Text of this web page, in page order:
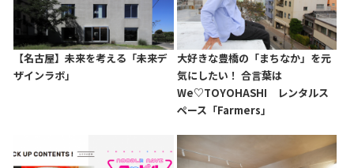
【名古屋】未来を考える「未来デ
ザインラボ」
大好きな豊橋の「まちなか」を元
気にしたい！ 合言葉は
We♡TOYOHASHI レンタルス
ペース「Farmers」